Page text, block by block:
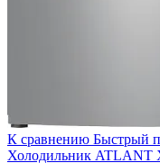
К сравнению Быстрый
Холодильник ATLANT